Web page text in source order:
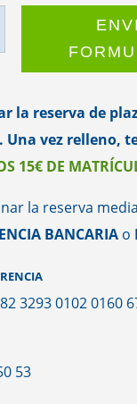
la reserva de
vez relleno,
15€ DE
la reserva
BANCARIAo
3293 0102 0160
53